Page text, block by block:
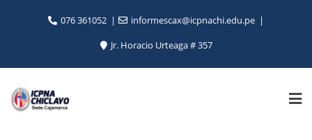
076 361052
informescax@icpnachi.edu.pe
Jr. Horacio Urteaga # 357